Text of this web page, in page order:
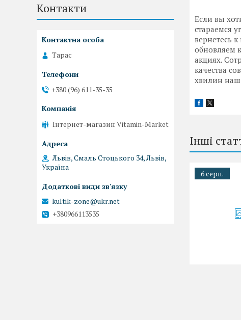
Если вы
стараемся
вернетесь
обновляем
акциях.
качества
хвилин наш
Інші
6 серп.
Контакти
Тарас
+380 (96) 611-35-35
Інтернет-магазин Vitamin-Market
Львів, Смаль Стоцького 34, Львів,
Україна
kultik-zone@ukr.net
+380966113535